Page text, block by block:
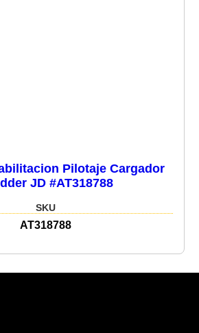
Pilotaje Cargador
JD #AT318788
SKU
AT318788